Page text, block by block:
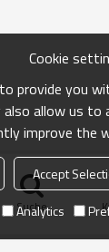
Suche
Cookie
provide you
also allow us to
improve the
Accept
Analytics